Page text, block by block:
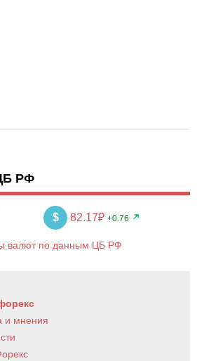
РФ
$ 82.17₽ +0.76
валют по данным ЦБ РФ
и мнения